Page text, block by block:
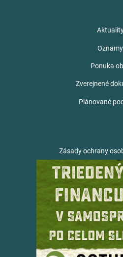
Oznamy
Ponuka
Zverejnené
Plánované
Zásady ochrany